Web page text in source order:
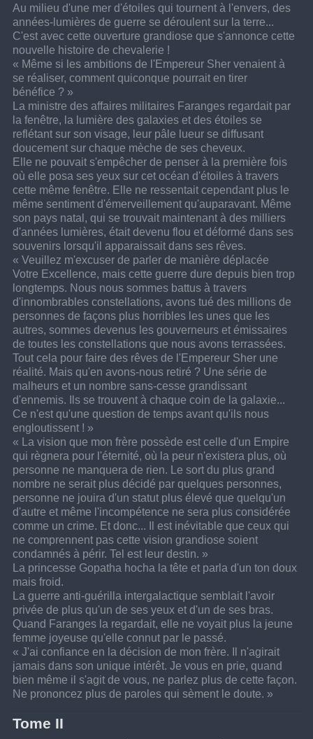
Au milieu d'une mer d'étoiles qui tournent à l'envers, des
années-lumières de guerre se déroulent sur la terre...
C'est avec cette ouverture grandiose que s'annonce cette
nouvelle histoire de chevalerie !
« Même si les ambitions de l'Empereur Sher venaient à
se réaliser, comment quiconque pourrait en tirer
bénéfice ? »
La ministre des affaires militaires Faranges regardait par
la fenêtre, la lumière des galaxies et des étoiles se
reflétant sur son visage, leur pâle lueur se diffusant
doucement sur chaque mèche de ses cheveux.
Elle ne pouvait s'empêcher de penser à la première fois
où elle posa ses yeux sur cet océan d'étoiles à travers
cette même fenêtre. Elle ne ressentait cependant plus le
même sentiment d'émerveillement qu'auparavant. Même
son pays natal, qui se trouvait maintenant à des milliers
d'années lumières, était devenu flou et déformé dans ses
souvenirs lorsqu'il apparaissait dans ses rêves.
« Veuillez m'excuser de parler de manière déplacée
Votre Excellence, mais cette guerre dure depuis bien trop
longtemps. Nous nous sommes battus à travers
d'innombrables constellations, avons tué des millions de
personnes de façons plus horribles les unes que les
autres, sommes devenus les gouverneurs et émissaires
de toutes les constellations que nous avons terrassées.
Tout cela pour faire des rêves de l'Empereur Sher une
réalité. Mais qu'en avons-nous retiré ? Une série de
malheurs et un nombre sans-cesse grandissant
d'ennemis. Ils se trouvent à chaque coin de la galaxie...
Ce n'est qu'une question de temps avant qu'ils nous
engloutissent ! »
« La vision que mon frère possède est celle d'un Empire
qui règnera pour l'éternité, où la peur n'existera plus, où
personne ne manquera de rien. Le sort du plus grand
nombre ne serait plus décidé par quelques personnes,
personne ne jouira d'un statut plus élevé que quelqu'un
d'autre et même l'incompétence ne sera plus considérée
comme un crime. Et donc... Il est inévitable que ceux qui
ne comprennent pas cette vision grandiose soient
condamnés à périr. Tel est leur destin. »
La princesse Gopatha hocha la tête et parla d'un ton doux
mais froid.
La guerre anti-guérilla intergalactique semblait l'avoir
privée de plus qu'un de ses yeux et d'un de ses bras.
Quand Faranges la regardait, elle ne voyait plus la jeune
femme joyeuse qu'elle connut par le passé.
« J'ai confiance en la décision de mon frère. Il n'agirait
jamais dans son unique intérêt. Je vous en prie, quand
bien même il s'agit de vous, ne parlez plus de cette façon.
Ne prononcez plus de paroles qui sèment le doute. »
Tome II